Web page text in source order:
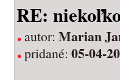
RE:
autor: Marian
pridané: 05-04-